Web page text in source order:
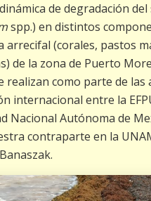
de degradación
spp.) en distintos
arrecifal (corales, pastos
de la zona de Puerto
realizan como parte de las
internacional entre la
Nacional Autónoma de
contraparte en la